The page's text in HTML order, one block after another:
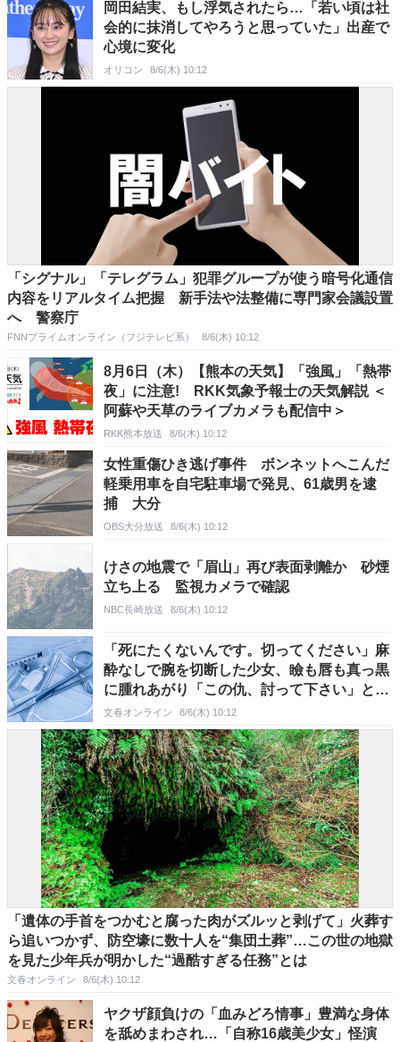
岡田結実、もし浮気されたら…「若い頃は社
会的に抹消してやろうと思っていた」出産で
心境に変化
オリコン 8/6(木) 10:12
「シグナル」「テレグラム」犯罪グループが使う暗号化通信
内容をリアルタイム把握 新手法や法整備に専門家会議設置
へ 警察庁
FNNプライムオンライン（フジテレビ系） 8/6(木) 10:12
8月6日（木）【熊本の天気】「強風」「熱帯
夜」に注意! RKK気象予報士の天気解説 ＜
阿蘇や天草のライブカメラも配信中＞
RKK熊本放送 8/6(木) 10:12
女性重傷ひき逃げ事件 ボンネットへこんだ
軽乗用車を自宅駐車場で発見、61歳男を逮
捕 大分
OBS大分放送 8/6(木) 10:12
けさの地震で「眉山」再び表面剥離か 砂煙
立ち上る 監視カメラで確認
NBC長崎放送 8/6(木) 10:12
「死にたくないんです。切ってください」麻
酔なしで腕を切断した少女、瞼も唇も真っ黒
に腫れあがり「この仇、討って下さい」と息
絶えた少年…原爆投下直後に“広島の離島で
起きていた知られざる被害の実情
文春オンライン 8/6(木) 10:12
「遺体の手首をつかむと腐った肉がズルッと剥げて」火葬す
ら追いつかず、防空壕に数十人を“集団土葬”…この世の地獄
を見た少年兵が明かした“過酷すぎる任務”とは
文春オンライン 8/6(木) 10:12
ヤクザ顔負けの「血みどろ情事」豊満な身体
を舐めまわされ…「自称16歳美少女」怪演